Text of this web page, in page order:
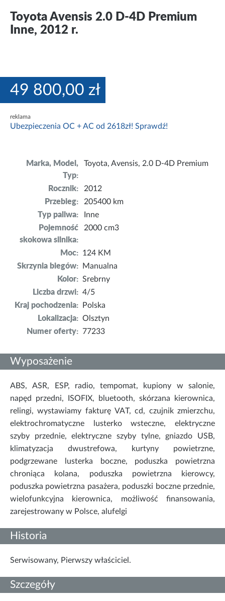
Toyota Avensis 2.0 D-4D Premium
Inne, 2012 r.
49 800,00 zł
reklama
Ubezpieczenia OC + AC od 2618zł! Sprawdź!
Marka, Model,
Typ:
Toyota, Avensis, 2.0 D-4D Premium
Rocznik:
2012
Przebieg:
205400 km
Typ paliwa:
Inne
Pojemność
skokowa silnika:
2000 cm3
Moc: 124 KM
Skrzynia biegów:
Manualna
Kolor: Srebrny
Liczba drzwi: 4/5
Kraj pochodzenia:
Polska
Lokalizacja: Olsztyn
Numer oferty: 77233
Wyposażenie
ABS, ASR, ESP, radio, tempomat, kupiony w salonie,
napęd przedni, ISOFIX, bluetooth, skórzana kierownica,
relingi, wystawiamy fakturę VAT, cd, czujnik zmierzchu,
elektrochromatyczne lusterko wsteczne, elektryczne
szyby przednie, elektryczne szyby tylne, gniazdo USB,
klimatyzacja dwustrefowa, kurtyny powietrzne,
podgrzewane lusterka boczne, poduszka powietrzna
chroniąca kolana, poduszka powietrzna kierowcy,
poduszka powietrzna pasażera, poduszki boczne przednie,
wielofunkcyjna kierownica, możliwość finansowania,
zarejestrowany w Polsce, alufelgi
Historia
Serwisowany, Pierwszy właściciel.
Szczegóły